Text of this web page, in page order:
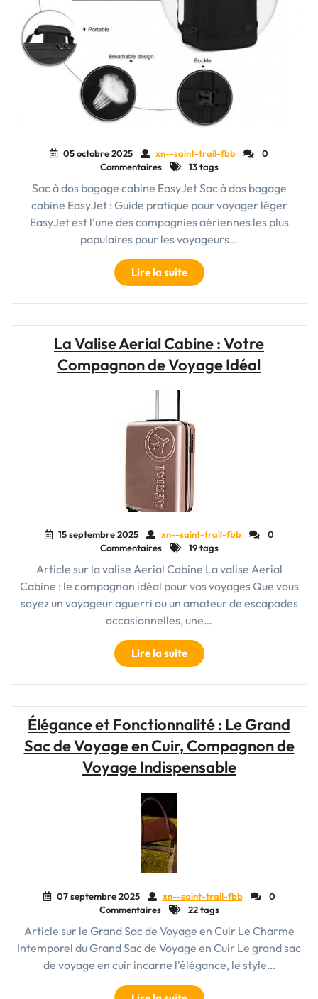
05 octobre 2025 xn--saint-trail-fbb
0
Commentaires
13 tags
Sac à dos bagage cabine EasyJet Sac à dos bagage
cabine EasyJet : Guide pratique pour voyager léger
EasyJet est l'une des compagnies aériennes les plus
populaires pour les voyageurs…
Lire la suite"Conseils
pour
choisir
sac
à
cabine
avec
EasyJet"
La Valise Aerial Cabine : Votre
Compagnon de Voyage Idéal
15 septembre 2025 xn--saint-trail-fbb
0
Commentaires
19 tags
Article sur la valise Aerial Cabine La valise Aerial
Cabine : le compagnon idéal pour vos voyages Que vous
soyez un voyageur aguerri ou un amateur de escapades
occasionnelles, une…
Lire la suite"La
Valise
Aerial
Votre
Compagnon
de
Voyage
Élégance et Fonctionnalité : Le Grand
Sac de Voyage en Cuir, Compagnon de
Voyage Indispensable
07 septembre 2025 xn--saint-trail-fbb
0
Commentaires
22 tags
Article sur le Grand Sac de Voyage en Cuir Le Charme
Intemporel du Grand Sac de Voyage en Cuir Le grand sac
de voyage en cuir incarne l'élégance, le style…